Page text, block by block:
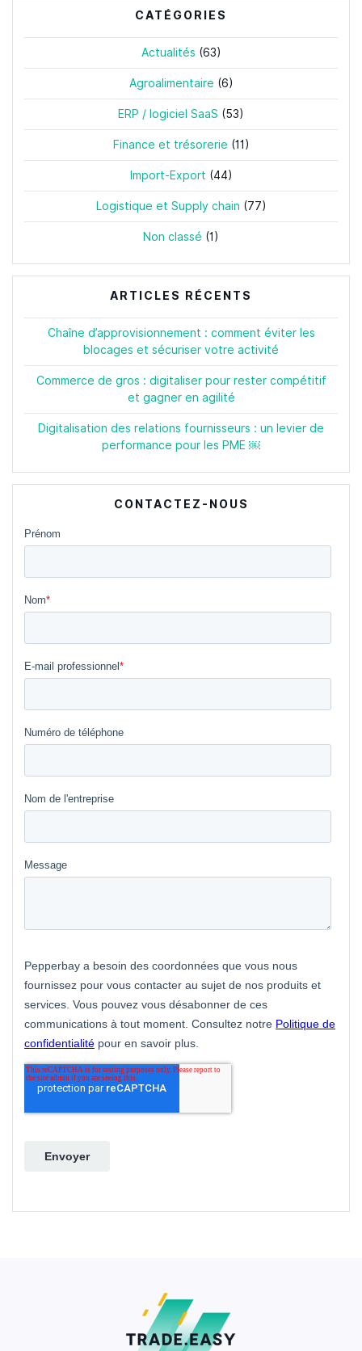
CATÉGORIES
Actualités (63)
Agroalimentaire (6)
ERP / logiciel SaaS (53)
Finance et trésorerie (11)
Import-Export (44)
Logistique et Supply chain (77)
Non classé (1)
ARTICLES RÉCENTS
Chaîne d’approvisionnement : comment éviter les
blocages et sécuriser votre activité
Commerce de gros : digitaliser pour rester compétitif
et gagner en agilité
Digitalisation des relations fournisseurs : un levier de
performance pour les PME ￼
CONTACTEZ-NOUS